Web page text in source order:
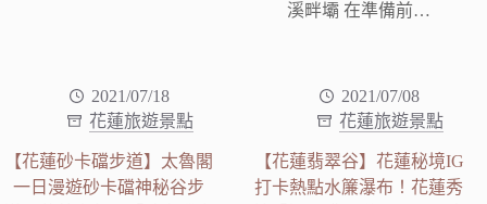
溪畔壩 在準備前…
2021/07/18
花蓮旅遊景點
【花蓮砂卡礑步道】太魯閣
一日漫遊砂卡礑神秘谷步
2021/07/08
花蓮旅遊景點
【花蓮翡翠谷】花蓮秘境IG
打卡熱點水簾瀑布！花蓮秀